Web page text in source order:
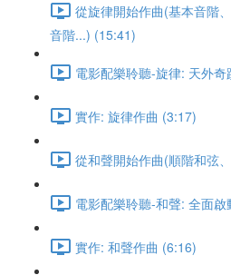
從旋律開始作曲(基本音階
音階...) (15:41)
電影配樂聆聽-旋律: 天外
實作: 旋律作曲 (3:17)
從和聲開始作曲(順階和弦
電影配樂聆聽-和聲: 全面
實作: 和聲作曲 (6:16)